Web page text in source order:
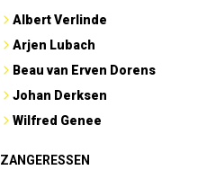
Albert Verlinde
Arjen Lubach
Beau van Erven Dorens
Johan Derksen
Wilfred Genee
ZANGERESSEN